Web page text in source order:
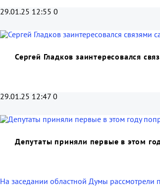
29.01.25 12:55 0
Сергей Гладков заинтересовался
29.01.25 12:47 0
Депутаты приняли первые в этом
На заседании областной Думы